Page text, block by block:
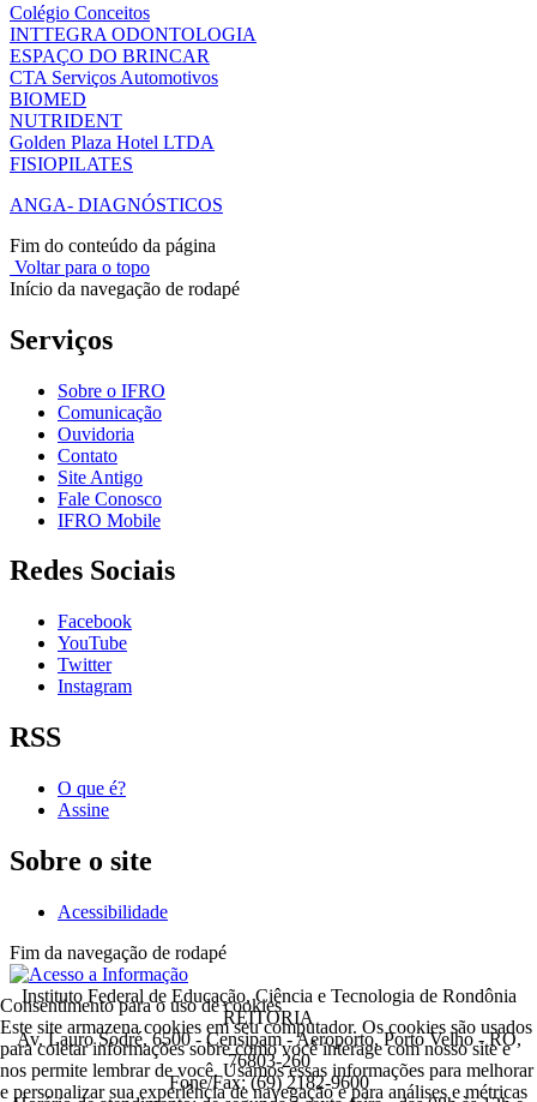
Colégio Conceitos
INTTEGRA ODONTOLOGIA
ESPAÇO DO BRINCAR
CTA Serviços Automotivos
BIOMED
NUTRIDENT
Golden Plaza Hotel LTDA
FISIOPILATES
ANGA- DIAGNÓSTICOS
Fim do conteúdo da página
Voltar para o topo
Início da navegação de rodapé
Serviços
Sobre o IFRO
Comunicação
Ouvidoria
Contato
Site Antigo
Fale Conosco
IFRO Mobile
Redes Sociais
Facebook
YouTube
Twitter
Instagram
RSS
O que é?
Assine
Sobre o site
Acessibilidade
Fim da navegação de rodapé
Instituto Federal de Educação, Ciência e Tecnologia de Rondônia
REITORIA
Av. Lauro Sodré, 6500 - Censipam - Aeroporto, Porto Velho - RO,
76803-260
Fone/Fax: (69) 2182-9600
Consentimento para o uso de cookies
Este site armazena cookies em seu computador. Os cookies são usados
para coletar informações sobre como você interage com nosso site e
nos permite lembrar de você. Usamos essas informações para melhorar
e personalizar sua experiência de navegação e para análises e métricas